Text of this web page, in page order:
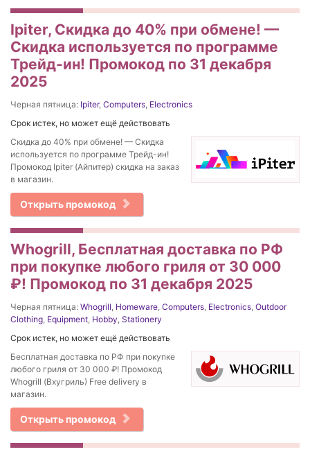
Ipiter, Скидка до 40% при обмене! —
Скидка используется по программе
Трейд-ин! Промокод по 31 декабря
2025
Черная пятница: Ipiter, Computers Electronics
Срок истек, но может ещё действовать
Скидка до 40% при обмене! — Скидка
используется по программе Трейд-ин!
Промокод Ipiter (Айпитер) скидка на заказ
в магазин.
Открыть промокод
Whogrill, Бесплатная доставка по РФ
при покупке любого гриля от 30 000
₽! Промокод по 31 декабря 2025
Черная пятница: Whogrill Homeware Computers Electronics Outdoor
Clothing Equipment Hobby Stationery
Срок истек, но может ещё действовать
Бесплатная доставка по РФ при покупке
любого гриля от 30 000 ₽! Промокод
Whogrill (Вхугриль) Free delivery в
магазин.
Открыть промокод